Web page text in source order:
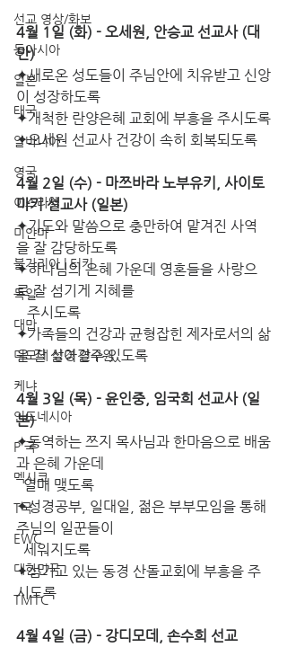
선교 영상/화보
동아시아
일본
태국
알바니아
영국
이스라엘
미얀마
불가리아 | 터키
독일
대만
디모데 성경 연구원
케냐
인도네시아
P 국
멕시코
T국
EWC
대한민국
TMTC
4월 1일 (화) - 오세원, 안승교 선교사 (대
만)
✦새로온 성도들이 주님안에 치유받고 신앙
이 성장하도록
✦개척한 란양은혜 교회에 부흥을 주시도록
✦오세원 선교사 건강이 속히 회복되도록
4월 2일 (수) - 마쯔바라 노부유키, 사이토
마키 선교사 (일본)
✦기도와 말씀으로 충만하여 맡겨진 사역
을 잘 감당하도록
✦하나님의 은혜 가운데 영혼들을 사랑으
로 잘 섬기게 지혜를
주시도록
✦가족들의 건강과 균형잡힌 제자로서의 삶
을 잘 살아갈수 있도록
4월 3일 (목) - 윤인중, 임국희 선교사 (일
본)
✦동역하는 쯔지 목사님과 한마음으로 배움
과 은혜 가운데
열매 맺도록
✦성경공부, 일대일, 젊은 부부모임을 통해
주님의 일꾼들이
세워지도록
✦섬기고 있는 동경 산돌교회에 부흥을 주
시도록
4월 4일 (금) - 강디모데, 손수희 선교